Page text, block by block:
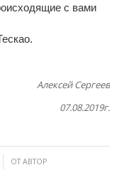
с вами
Алексей Сергеев
07.08.2019г.
ОТАВТОР